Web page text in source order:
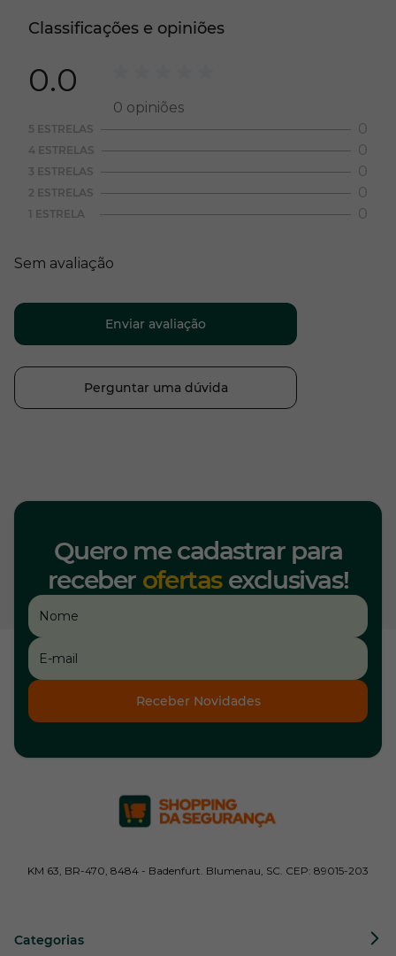
Classificações e opiniões
0.0
0 opiniões
5 ESTRELAS 0
4 ESTRELAS 0
3 ESTRELAS 0
2 ESTRELAS 0
1 ESTRELA 0
Sem avaliação
Enviar avaliação
Perguntar uma dúvida
Quero me cadastrar para
receber ofertasexclusivas!
Receber Novidades
KM 63, BR-470, 8484 - Badenfurt. Blumenau, SC. CEP: 89015-203
Categorias